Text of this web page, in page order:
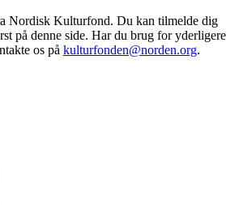
Nordisk Kulturfond. Du kan tilmelde dig
på denne side. Har du brug for yderligere
os på kulturfonden@norden.org.